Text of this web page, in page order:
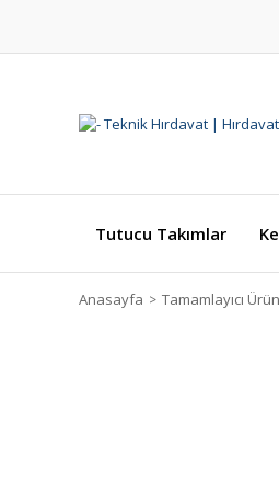
Tutucu Takımlar
Anasayfa Tamamlayıcı